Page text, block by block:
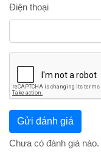
Điện thoại
Chưa có đánh giá nào.